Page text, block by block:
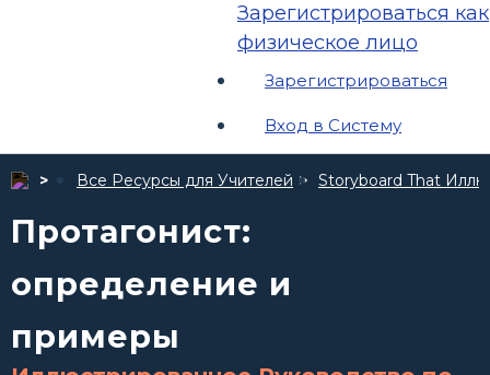
Зарегистрироваться как
физическое лицо
Зарегистрироваться
Вход в Систему
Все Ресурсы для Учителей Storyboard That
Протагонист:
определение и
примеры